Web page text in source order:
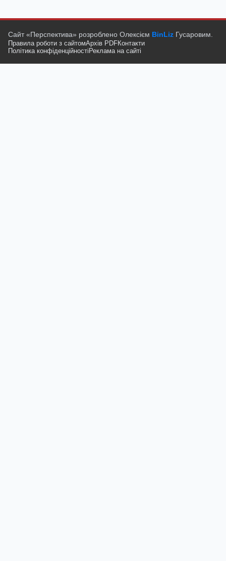
Сайт «Перспектива» розроблено Олексієм BinLiz Гусаровим.
Правила роботи з сайтомАрхів PDFКонтакти
Політика конфіденційності Реклама на сайті